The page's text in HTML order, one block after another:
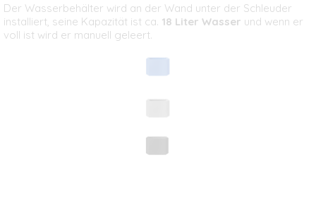
Der Wasserbehälter wird an der Wand unter der Schleuder
installiert, seine Kapazität ist ca. 18 Liter Wasser und wenn er
voll ist wird er manuell geleert.